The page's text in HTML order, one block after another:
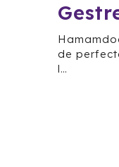
de
l…